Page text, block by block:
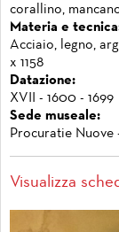
corallino,
Materia e
Acciaio, legno,
x 1158
Datazione:
XVII - 1600 - 1699
Sede museale:
Procuratie
Visualizza